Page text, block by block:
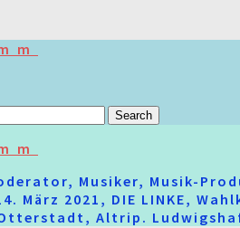
Musiker, Musik-
März 2021, DIE LINKE,
Altrip.